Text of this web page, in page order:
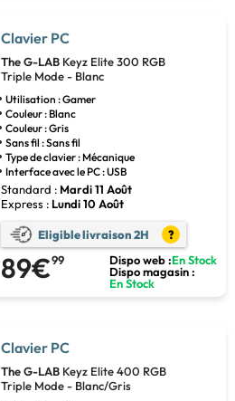
Clavier PC
The G-LAB Keyz Elite 300 RGB
Triple Mode - Blanc
Utilisation : Gamer
Couleur : Blanc
Couleur : Gris
Sans fil : Sans fil
Type de clavier : Mécanique
Interface avec le PC : USB
Standard : Mardi 11 Août
Express : Lundi 10 Août
Eligible livraison 2H ?
89€99 Dispo web :En Stock
Dispo magasin :
En Stock
Clavier PC
The G-LAB Keyz Elite 400 RGB
Triple Mode - Blanc/Gris